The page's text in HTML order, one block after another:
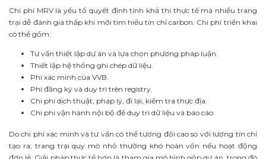
Chi phí MRV là yếu tố quyết định tính khả thi thực tế mà nhiều trang
trại dễ đánh giá thấp khi mới tìm hiểu tín chỉ carbon. Chi phí triển khai
có thể gồm:
Tư vấn thiết lập dự án và lựa chọn phương pháp luận.
Thiết lập hệ thống ghi chép dữ liệu.
Phí xác minh của VVB.
Phí đăng ký và duy trì trên registry.
Chi phí dịch thuật, pháp lý, đi lại, kiểm tra thực địa.
Chi phí vận hành nội bộ để duy trì dữ liệu và báo cáo.
Do chi phí xác minh và tư vấn có thể tương đối cao so với lượng tín chỉ
tạo ra, trang trại quy mô nhỏ thường khó hoàn vốn nếu hoạt động